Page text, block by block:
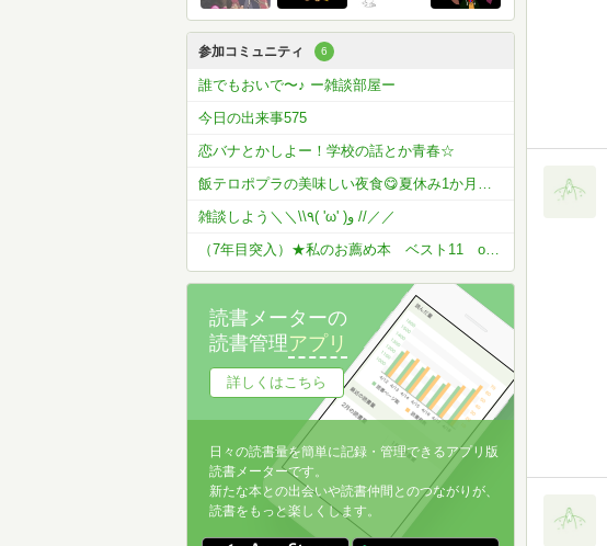
参加コミュニティ 6
誰でもおいで〜♪ ー雑談部屋ー
今日の出来事575
恋バナとかしよー！学校の話とか青春☆
飯テロポプラの美味しい夜食😋夏休み1か月コメラン開催中！✨
雑談しよう＼＼\\٩( 'ω' )و //／／
（7年目突入）★私のお薦め本 ベスト11 or ベスト5
読書メーターの
読書管理アプリ
詳しくはこちら
日々の読書量を簡単に記録・管理できるアプリ版
読書メーターです。
新たな本との出会いや読書仲間とのつながりが、
読書をもっと楽しくします。